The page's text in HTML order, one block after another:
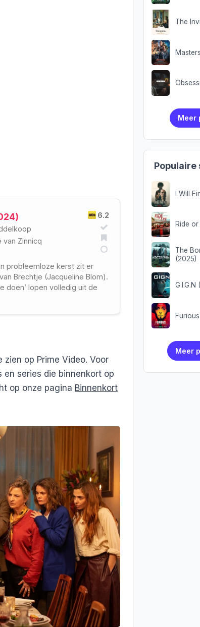
6.2
van Zinnicq
probleemloze kerst zit er
Brechtje (Jacqueline Blom).
doen’ lopen volledig uit de
zien op Prime Video. Voor
series die binnenkort op
op onze pagina Binnenkort
The
Meer
Populaire
I Will
Ride
The
(2025)
G.I.G.N
Meer